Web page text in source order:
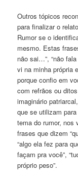
Outros tópicos
para finalizar o
Rumor se o
mesmo. Estas
não sai…”, “não
vi na minha própria
porque confio em
com refrãos ou
imaginário
que se utilizam
tema do rumor, nos
frases que dizem
“algo ela fez para
façam pra você”,
próprio peso”.